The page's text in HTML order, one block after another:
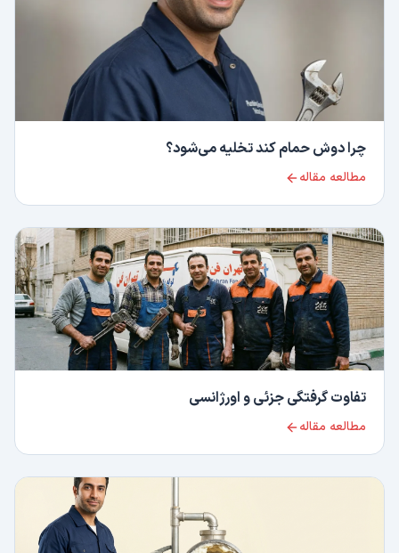
چرا دوش حمام کند تخلیه می‌شود؟
مطالعه مقاله
تفاوت گرفتگی جزئی و اورژانسی
مطالعه مقاله